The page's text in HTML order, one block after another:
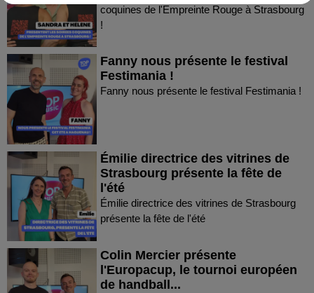
coquines de l'Empreinte Rouge à Strasbourg
!
Fanny nous présente le festival
Festimania !
Fanny nous présente le festival Festimania !
Émilie directrice des vitrines de
Strasbourg présente la fête de
l'été
Émilie directrice des vitrines de Strasbourg
présente la fête de l'été
Colin Mercier présente
l'Europacup, le tournoi européen
de handball...